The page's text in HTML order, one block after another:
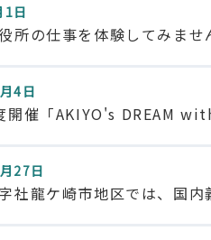
1日
所の仕事を体験してみませ
4日
開催「AKIYO's DREAM
27日
社龍ケ崎市地区では、国